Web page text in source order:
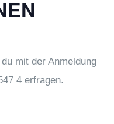
mit der Anmeldung
4 erfragen.